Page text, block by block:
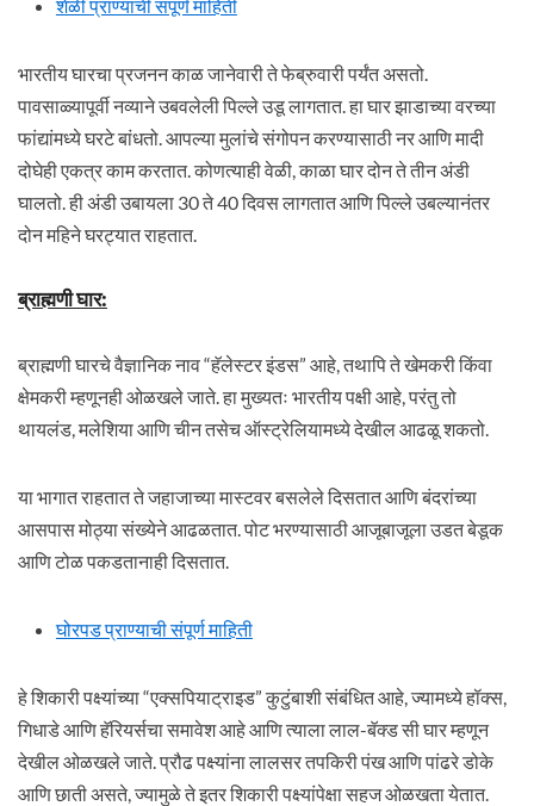
शेळी प्राण्याची संपूर्ण माहिती
भारतीय घारचा प्रजनन काळ जानेवारी ते फेब्रुवारी पर्यंत असतो.
पावसाळ्यापूर्वी नव्याने उबवलेली पिल्ले उडू लागतात. हा घार झाडाच्या वरच्या
फांद्यांमध्ये घरटे बांधतो. आपल्या मुलांचे संगोपन करण्यासाठी नर आणि मादी
दोघेही एकत्र काम करतात. कोणत्याही वेळी, काळा घार दोन ते तीन अंडी
घालतो. ही अंडी उबायला 30 ते 40 दिवस लागतात आणि पिल्ले उबल्यानंतर
दोन महिने घरट्यात राहतात.
ब्राह्मणी घार:
ब्राह्मणी घारचे वैज्ञानिक नाव “हॅलेस्टर इंडस” आहे, तथापि ते खेमकरी किंवा
क्षेमकरी म्हणूनही ओळखले जाते. हा मुख्यतः भारतीय पक्षी आहे, परंतु तो
थायलंड, मलेशिया आणि चीन तसेच ऑस्ट्रेलियामध्ये देखील आढळू शकतो.
या भागात राहतात ते जहाजाच्या मास्टवर बसलेले दिसतात आणि बंदरांच्या
आसपास मोठ्या संख्येने आढळतात. पोट भरण्यासाठी आजूबाजूला उडत बेडूक
आणि टोळ पकडतानाही दिसतात.
घोरपड प्राण्याची संपूर्ण माहिती
हे शिकारी पक्ष्यांच्या “एक्सपियाट्राइड” कुटुंबाशी संबंधित आहे, ज्यामध्ये हॉक्स,
गिधाडे आणि हॅरियर्सचा समावेश आहे आणि त्याला लाल-बॅक्ड सी घार म्हणून
देखील ओळखले जाते. प्रौढ पक्ष्यांना लालसर तपकिरी पंख आणि पांढरे डोके
आणि छाती असते, ज्यामुळे ते इतर शिकारी पक्ष्यांपेक्षा सहज ओळखता येतात.